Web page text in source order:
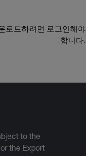
로드하려면 로그인해야
합니다.
to the
the Export